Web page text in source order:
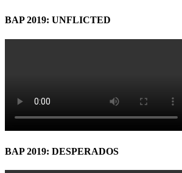
BAP 2019: UNFLICTED
BAP 2019: DESPERADOS